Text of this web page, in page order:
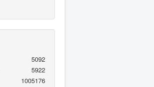
5092
5922
1005176